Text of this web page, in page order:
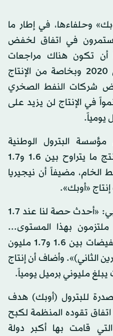
وحلفاءها، في إطار ما
في اتفاق لخفض
مرجحاً أن تكون هناك مراجعات
بخفض حاد للمعروض في 2020 وبخاصة من الإنتاج
شركات النفط الصخري
في الإنتاج لن يزيد على
البترول الوطنية
النيجيرية أمس، إن بلاده تنتج ما يتراوح بين 1.6 و1.7
الخام، مضيفاً أن نيجيريا
«أوبك».
وقال رولاند إيوبير في أبوظبي: «أحدث حصة لنا عند 1.7
بهذا المستوى...
إنتاجنا الحالي في ظل التخفيضات بين 1.6 و1.7 مليون
الثاني)». وأضاف أن إنتاج
مليوني برميل يومياً.
للبترول (أوبك) هدف
تقوده المنظمة لكبح
قامت بها أكبر دولة